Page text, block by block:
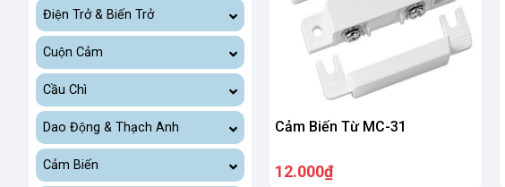
Điện Trở & Biến Trở
Cuộn Cảm
Cầu Chì
Dao Động & Thạch Anh
Cảm Biến
Cảm Biến Từ MC-31
12.000₫